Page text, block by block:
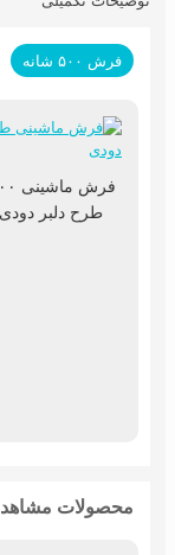
فرش ۵۰۰ شانه
طرح دلبر
محصولات